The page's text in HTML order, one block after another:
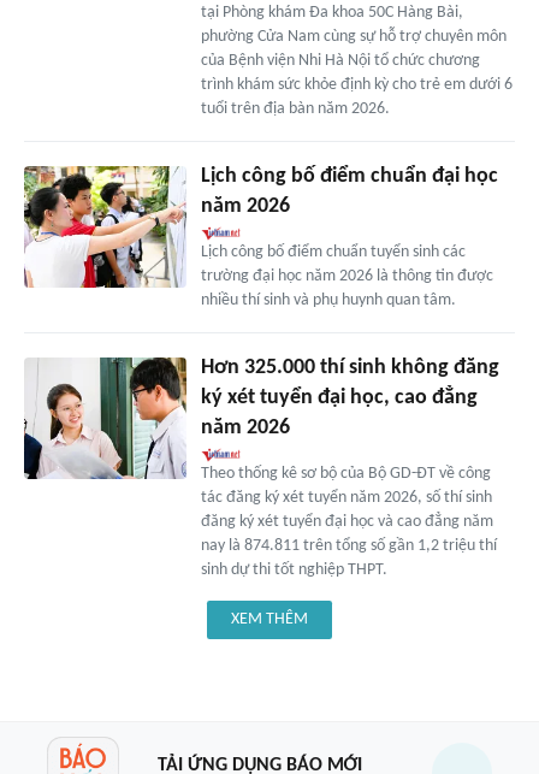
tại Phòng khám Đa khoa 50C Hàng Bài,
phường Cửa Nam cùng sự hỗ trợ chuyên môn
của Bệnh viện Nhi Hà Nội tổ chức chương
trình khám sức khỏe định kỳ cho trẻ em dưới 6
tuổi trên địa bàn năm 2026.
Lịch công bố điểm chuẩn đại học
năm 2026
Lịch công bố điểm chuẩn tuyển sinh các
trường đại học năm 2026 là thông tin được
nhiều thí sinh và phụ huynh quan tâm.
Hơn 325.000 thí sinh không đăng
ký xét tuyển đại học, cao đẳng
năm 2026
Theo thống kê sơ bộ của Bộ GD-ĐT về công
tác đăng ký xét tuyển năm 2026, số thí sinh
đăng ký xét tuyển đại học và cao đẳng năm
nay là 874.811 trên tổng số gần 1,2 triệu thí
sinh dự thi tốt nghiệp THPT.
XEM THÊM
TẢI ỨNG DỤNG BÁO MỚI